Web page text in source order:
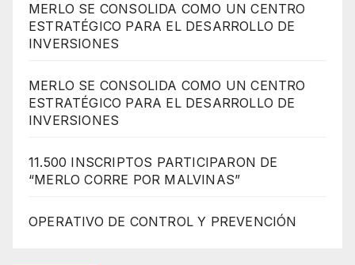
MERLO SE CONSOLIDA COMO UN CENTRO
ESTRATÉGICO PARA EL DESARROLLO DE
INVERSIONES
MERLO SE CONSOLIDA COMO UN CENTRO
ESTRATÉGICO PARA EL DESARROLLO DE
INVERSIONES
11.500 INSCRIPTOS PARTICIPARON DE
“MERLO CORRE POR MALVINAS”
OPERATIVO DE CONTROL Y PREVENCIÓN